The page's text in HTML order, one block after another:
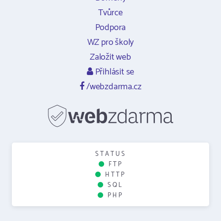
Tvůrce
Podpora
WZ pro školy
Založit web
Přihlásit se
/webzdarma.cz
STATUS
FTP
HTTP
SQL
PHP